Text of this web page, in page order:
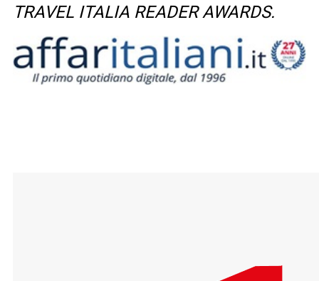
TRAVEL ITALIA READER AWARDS.